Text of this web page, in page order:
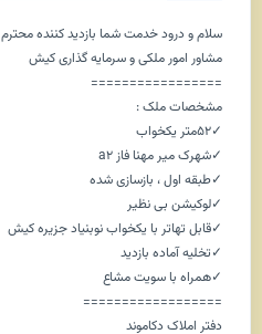
سلام و درود خدمت شما بازدید کننده محترم
مشاور امور ملکی و سرمایه گذاری کیش
=================
مشخصات ملک :
✓۵۲متر یکخواب
✓شهرک میر مهنا فاز a2
✓طبقه اول ، بازسازی شده
✓لوکیشن بی نظیر
✓قابل تهاتر با یکخواب نوبنیاد جزیره کیش
✓تخلیه آماده بازدید
✓همراه با سویت مشاع
==================
دفتر املاک دکاموند